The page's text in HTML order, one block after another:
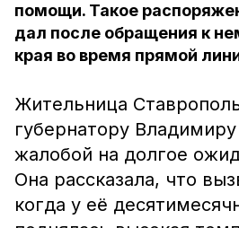
помощи. Такое
дал после обращения к
края во время прямой
Жительница
губернатору
жалобой на долгое
Она рассказала, что
когда у её